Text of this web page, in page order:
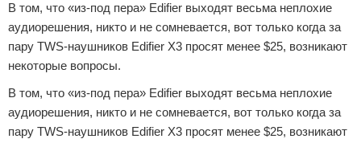
В том, что «из-под пера» Edifier выходят весьма неплохие
аудиорешения, никто и не сомневается, вот только когда за
пару TWS-наушников Edifier X3 просят менее $25, возникают
некоторые вопросы.
В том, что «из-под пера» Edifier выходят весьма неплохие
аудиорешения, никто и не сомневается, вот только когда за
пару TWS-наушников Edifier X3 просят менее $25, возникают